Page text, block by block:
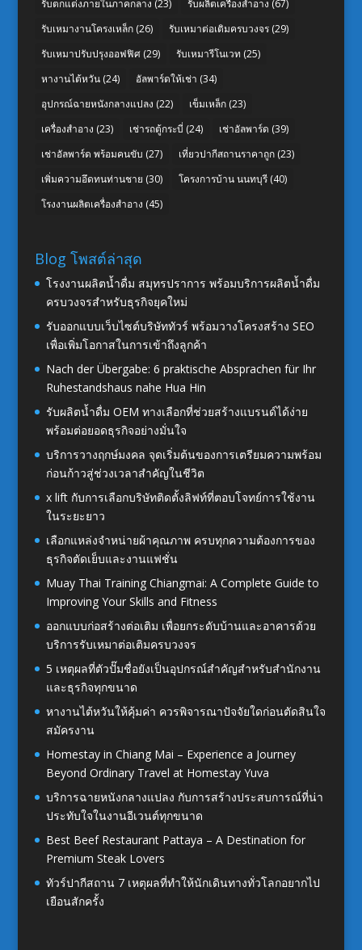
รับตกแต่งภายในภาคกลาง (23) รับผลิตเครื่องสำอาง (67)
รับเหมางานโครงเหล็ก(26) รับเหมาต่อเติมครบวงจร(29)
รับเหมาปรับปรุงออฟฟิศ(29) รับเหมารีโนเวท (25)
หางานไต้หวัน(24) อัลพาร์ดให้เช่า (34)
อุปกรณ์ฉายหนังกลางแปลง (22) เข็มเหล็ก(23)
เครื่องสำอาง (23) เช่ารถตู้กระบี่ (24) เช่าอัลพาร์ด (39)
เช่าอัลพาร์ด พร้อมคนขับ (27) เที่ยวปากีสถานราคาถูก(23)
เพิ่มความอึดทนท่านชาย (30) โครงการบ้าน นนทบุรี(40)
โรงงานผลิตเครื่องสำอาง (45)
Blog โพสต์ล่าสุด
โรงงานผลิตน้ำดื่ม สมุทรปราการ พร้อมบริการผลิตน้ำดื่ม
ครบวงจรสำหรับธุรกิจยุคใหม่
รับออกแบบเว็บไซต์บริษัททัวร์ พร้อมวางโครงสร้าง SEO
เพื่อเพิ่มโอกาสในการเข้าถึงลูกค้า
Nach der Übergabe: 6 praktische Absprachen für Ihr
Ruhestandshaus nahe Hua Hin
รับผลิตน้ำดื่ม OEM ทางเลือกที่ช่วยสร้างแบรนด์ได้ง่าย
พร้อมต่อยอดธุรกิจอย่างมั่นใจ
บริการวางฤกษ์มงคล จุดเริ่มต้นของการเตรียมความพร้อม
ก่อนก้าวสู่ช่วงเวลาสำคัญในชีวิต
x lift กับการเลือกบริษัทติดตั้งลิฟท์ที่ตอบโจทย์การใช้งาน
ในระยะยาว
เลือกแหล่งจำหน่ายผ้าคุณภาพ ครบทุกความต้องการของ
ธุรกิจตัดเย็บและงานแฟชั่น
Muay Thai Training Chiangmai: A Complete Guide to
Improving Your Skills and Fitness
ออกแบบก่อสร้างต่อเติม เพื่อยกระดับบ้านและอาคารด้วย
บริการรับเหมาต่อเติมครบวงจร
5 เหตุผลที่ตัวปั๊มชื่อยังเป็นอุปกรณ์สำคัญสำหรับสำนักงาน
และธุรกิจทุกขนาด
หางานไต้หวันให้คุ้มค่า ควรพิจารณาปัจจัยใดก่อนตัดสินใจ
สมัครงาน
Homestay in Chiang Mai – Experience a Journey
Beyond Ordinary Travel at Homestay Yuva
บริการฉายหนังกลางแปลง กับการสร้างประสบการณ์ที่น่า
ประทับใจในงานอีเวนต์ทุกขนาด
Best Beef Restaurant Pattaya – A Destination for
Premium Steak Lovers
ทัวร์ปากีสถาน 7 เหตุผลที่ทำให้นักเดินทางทั่วโลกอยากไป
เยือนสักครั้ง